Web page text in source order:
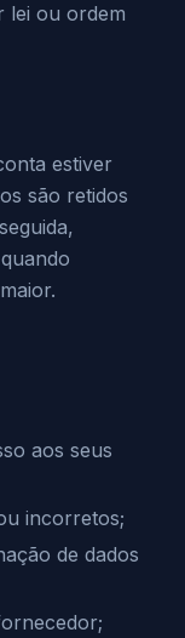
lei ou ordem
estiver
são retidos
aos seus
incorretos;
de dados